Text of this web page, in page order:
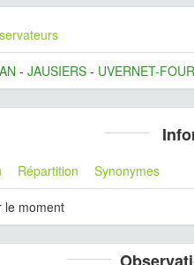
- JAUSIERS - UVERNET-
Répartition Synonymes
le moment